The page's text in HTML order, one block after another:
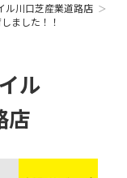
ル川口芝産業道路店
ました！！
ル
店